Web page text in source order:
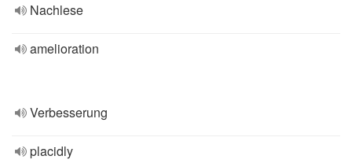
Nachlese
amelioration
Verbesserung
placidly